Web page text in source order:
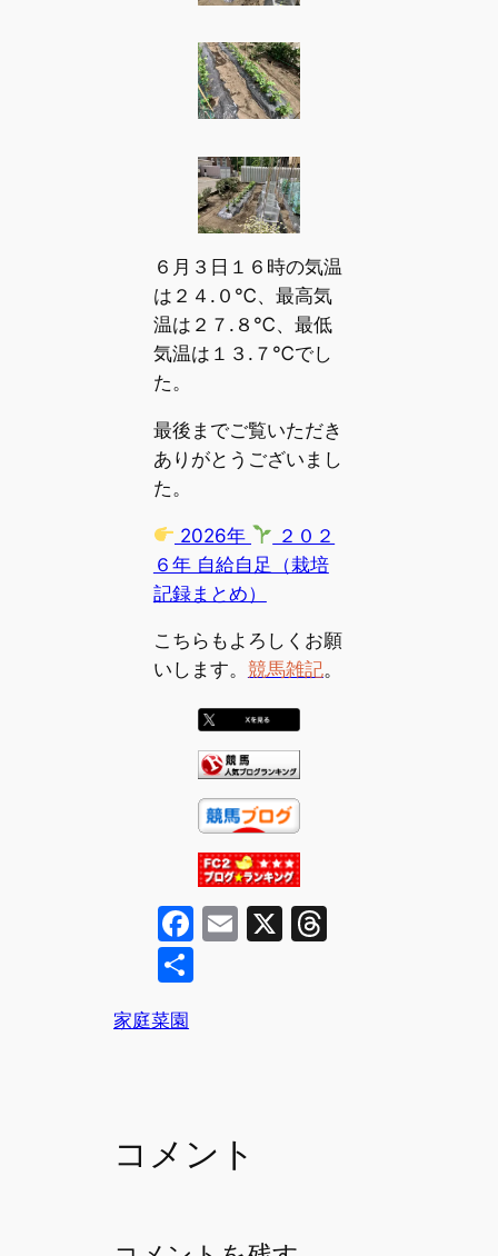
６月３日１６時の気温
は２４.０℃、最高気
温は２７.８℃、最低
気温は１３.７℃でし
た。
最後までご覧いただき
ありがとうございまし
た。
2026年
２０２
６年 自給自足（栽培
記録まとめ）
こちらもよろしくお願
いします。 競馬雑記。
F
a
c
o
k
E X T
共
家庭菜園
コメント